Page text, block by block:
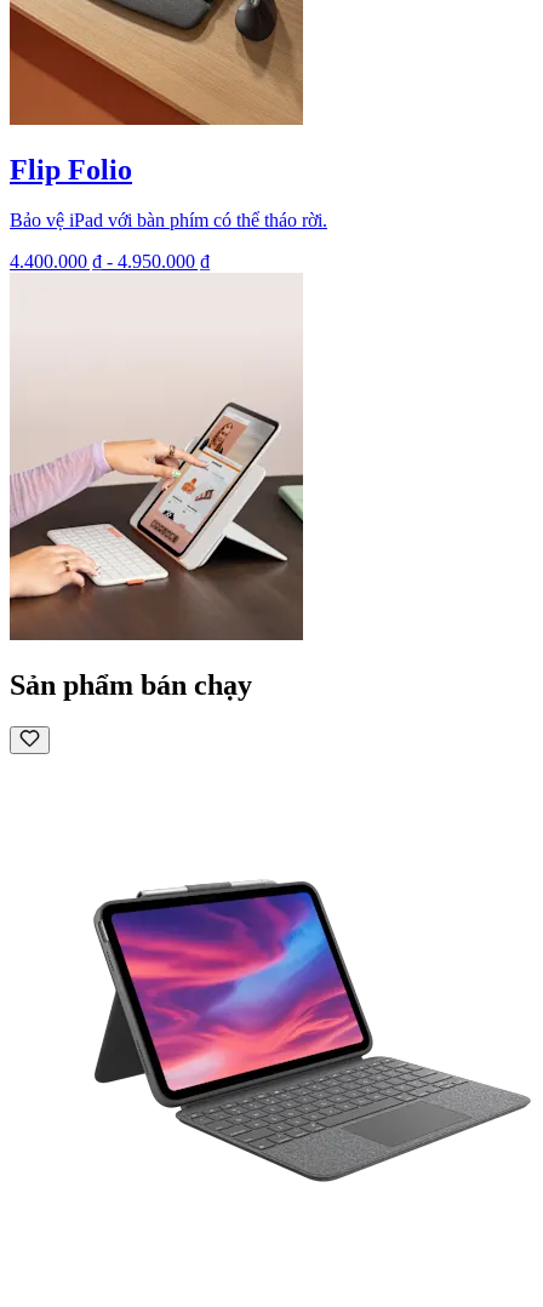
Flip Folio
Bảo vệ iPad với bàn phím có thể tháo rời.
4.400.000 ₫ - 4.950.000 ₫
Sản phẩm bán chạy